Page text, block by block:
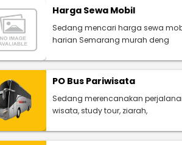
Harga Sewa Mobil
Sedang mencari harga sewa
harian Semarang murah deng
PO Bus Pariwisata
Sedang merencanakan
wisata, study tour, ziarah,